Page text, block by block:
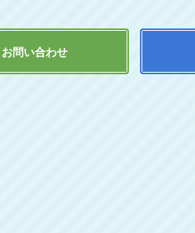
お問い合わせ